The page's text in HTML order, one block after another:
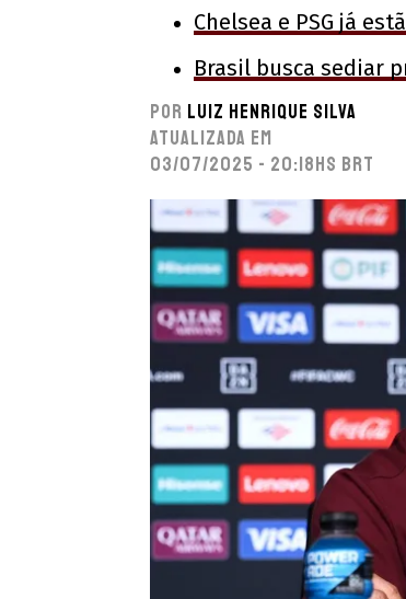
Chelsea e PSG já
Brasil busca sediar
Por Luiz Henrique Silva
Atualizada em
03/07/2025 - 20:18hs BRT